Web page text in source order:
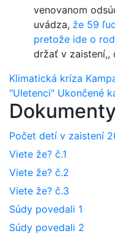
venovanom
uvádza, že 59
pretože ide o
držať v zaistení,,
Klimatická kríza
"Uletenci" Ukončené
Počet detí v zaistení
Viete že? č.1
Viete že? č.2
Viete že? č.3
Súdy povedali 1
Súdy povedali 2